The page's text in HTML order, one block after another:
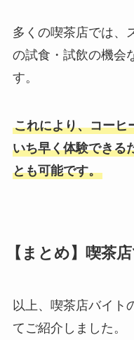
多くの喫茶店では、
の試食・試飲の機会
す。
これにより、コーヒ
いち早く体験できる
とも可能です。
【まとめ】喫茶
以上、喫茶店バイト
てご紹介しました。